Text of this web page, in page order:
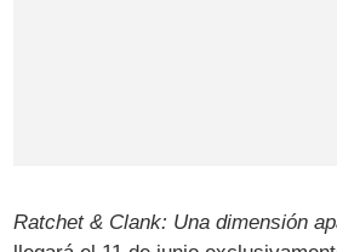
Ratchet & Clank: Una dimensión